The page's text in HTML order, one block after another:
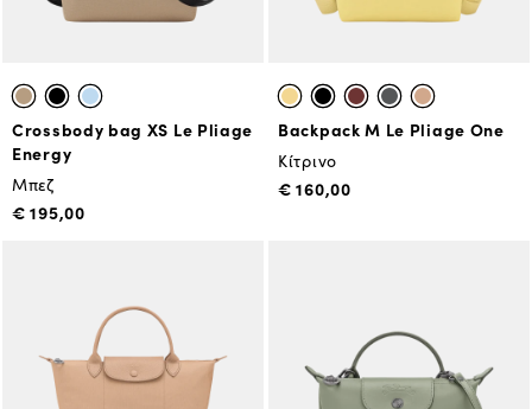
Crossbody bag XS Le Pliage
Energy
Μπεζ
€ 195,00
Backpack M Le Pliage One
Κίτρινο
€ 160,00